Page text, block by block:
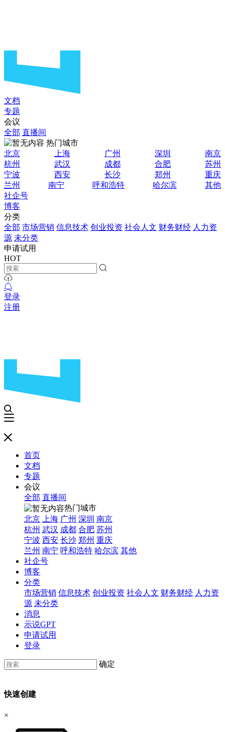
文档
专题
会议
全部 直播间
热门城市
北京
上海 广州 深圳
南京
杭州
武汉 成都 合肥
苏州
宁波
西安 长沙 郑州
重庆
兰州
南宁 呼和浩特 哈尔滨
其他
社企号
博客
分类
全部 市场营销 信息技术 创业投资 社会人文 财务财经 人力资
源 未分类
申请试用
HOT
登录
注册
首页
文档
专题
会议
全部 直播间
热门城市
北京
上海 广州 深圳 南京
杭州 武汉 成都 合肥 苏州
宁波 西安 长沙 郑州 重庆
兰州 南宁 呼和浩特 哈尔滨 其他
社企号
博客
分类
市场营销 信息技术 创业投资 社会人文 财务财经 人力资
源 未分类
消息
示说GPT
申请试用
登录
确定
快速创建
×